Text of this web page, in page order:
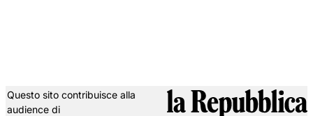
Questo sito contribuisce alla
audience di